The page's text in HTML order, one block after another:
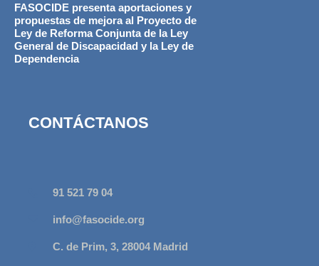
FASOCIDE presenta aportaciones y
propuestas de mejora al Proyecto de
Ley de Reforma Conjunta de la Ley
General de Discapacidad y la Ley de
Dependencia
CONTÁCTANOS
91 521 79 04
info@fasocide.org
C. de Prim, 3, 28004 Madrid